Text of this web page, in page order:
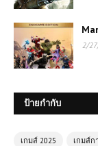
2/
ป้ายกำกับ
เกมส์ 2025 เกมส์ก
มอนสุดตื่นเ
เกมส์ออน
ศิลปะการ